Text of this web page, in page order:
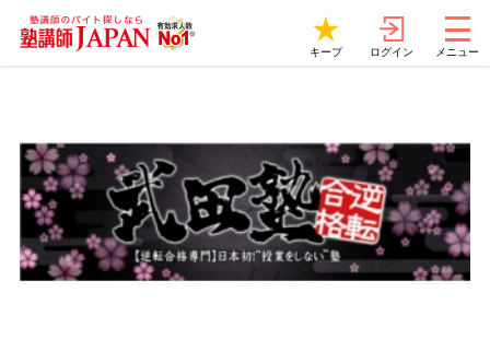
キープ ログイン メニュー